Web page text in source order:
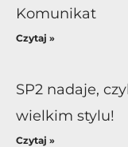
Komunikat
Czytaj »
SP2 nadaje,
wielkim stylu!
Czytaj »